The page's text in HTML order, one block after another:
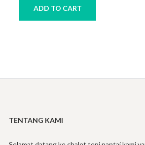
ADD TO CART
TENTANG KAMI